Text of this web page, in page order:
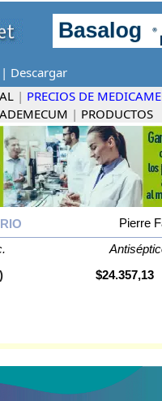
| Descargar
| PRECIOS DE
| PRODUCTOS
Pierre
$24.357,13
Pierre
disponible.